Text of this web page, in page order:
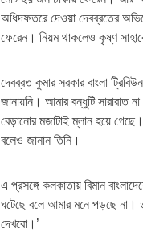
অধিদফতরে দেওয়া দেবব্রতের
ফেরেন। নিয়ম থাকলেও কৃষ্ণ
দেবব্রত কুমার সরকার বাংলা
জানায়নি। আমার বন্ধুটি সারারাত
বেড়ানোর মজাটাই ম্লান হয়ে
বলেও জানান তিনি।
এ প্রসঙ্গে কলকাতায় বিমান
ঘটেছে বলে আমার মনে পড়ছে
দেখবো।’